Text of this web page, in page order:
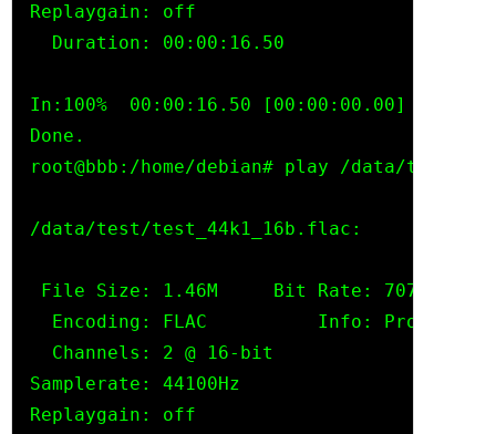
Replaygain: off
  Duration: 00:00:16.50
In:100%  00:00:16.50 [00:00:00.00]
Done.
root@bbb:/home/debian# play /data/test/
/data/test/test_44k1_16b.flac:
File Size: 1.46M     Bit Rate: 707k
Encoding: FLAC          Info: Processed
  Channels: 2 @ 16-bit
Samplerate: 44100Hz
Replaygain: off